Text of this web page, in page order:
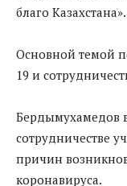
благо Казахстана».
Основной темой
19 и
Бердымухамедов
сотрудничестве
причин
коронавируса.